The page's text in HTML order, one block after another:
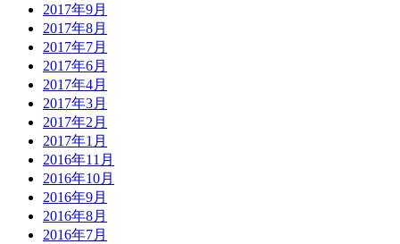
2017年9月
2017年8月
2017年7月
2017年6月
2017年4月
2017年3月
2017年2月
2017年1月
2016年11月
2016年10月
2016年9月
2016年8月
2016年7月